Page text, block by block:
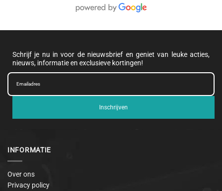
Schrijf je nu in voor de nieuwsbrief en geniet van leuke acties,
nieuws, informatie en exclusieve kortingen!
Inschrijven
INFORMATIE
Over ons
Privacy policy